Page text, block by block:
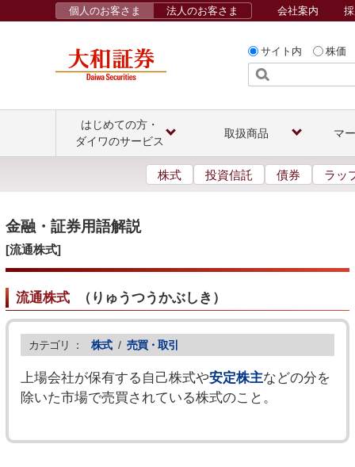
サイト内 株価
個人のお客さま 法人のお客さま 会社案内
はじめての方・
ダイワのサービス
取扱商品 マ
株式 投資信託 債券 ラッ
金融・証券用語解説
[流通株式]
流通株式（ りゅうつうかぶしき ）
カテゴリ ： 株式 / 売買・取引
上場会社が保有する自己株式や安定株主などの分を
除いた市場で売買されている株式のこと。